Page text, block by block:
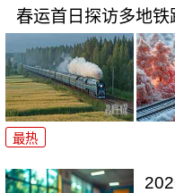
春运首日探访多地铁
最热